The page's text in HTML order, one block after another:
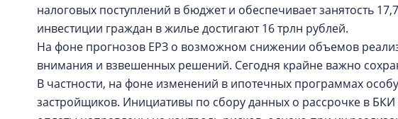
налоговых поступлений в бюджет и обеспечивает занятость
инвестиции граждан в жилье достигают 16 трлн рублей.
На фоне прогнозов ЕРЗ о возможном снижении объемов
внимания и взвешенных решений. Сегодня крайне важно
В частности, на фоне изменений в ипотечных программах
застройщиков. Инициативы по сбору данных о рассрочке в